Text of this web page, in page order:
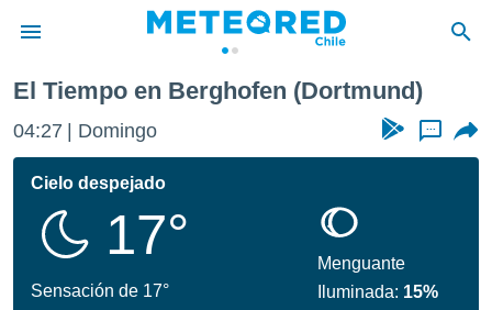
de
por
se
calidad.
a este
las
El Tiempo en Berghofen (Dortmund)
04:27 Domingo ...
Cielo despejado
17°
Sensación de 17°
Menguante
Iluminada: 15%